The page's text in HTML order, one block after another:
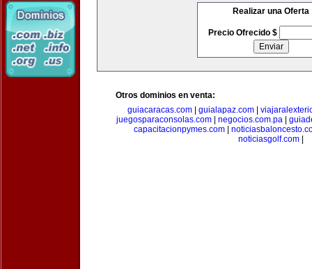
Realizar una Oferta
Precio Ofrecido $
Otros dominios en venta:
guiacaracas.com
guialapaz.com
juegosparaconsolas.com| negocios.com.pa|
capacitacionpymes.com|
noticiasgolf.com